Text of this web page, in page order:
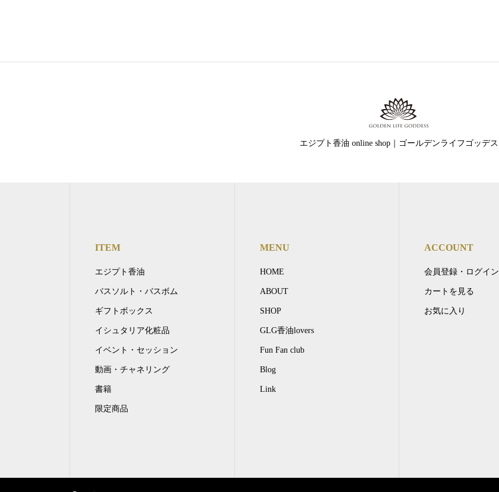
エジプト香油 online shop｜ゴールデンライフゴッデス
ITEM
エジプト香油
バスソルト・バスボム
ギフトボックス
イシュタリア化粧品
イベント・セッション
動画・チャネリング
書籍
限定商品
MENU
HOME
ABOUT
SHOP
GLG香油lovers
Fun Fan club
Blog
Link
ACCOUNT
会員登録・ログイン
カートを見る
お気に入り